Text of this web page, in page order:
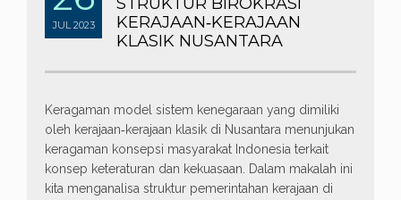
JUL 2023
STRUKTUR BIROKRASI
KERAJAAN‐KERAJAAN
KLASIK NUSANTARA
Keragaman model sistem kenegaraan yang dimiliki
oleh kerajaan‐kerajaan klasik di Nusantara menunjukan
keragaman konsepsi masyarakat Indonesia terkait
konsep keteraturan dan kekuasaan. Dalam makalah ini
kita menganalisa struktur pemerintahan kerajaan di